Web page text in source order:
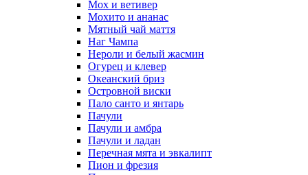
Мох и ветивер
Мохито и ананас
Мятный чай маття
Наг Чампа
Нероли и белый жасмин
Огурец и клевер
Океанский бриз
Островной виски
Пало санто и янтарь
Пачули
Пачули и амбра
Пачули и ладан
Перечная мята и эвкалипт
Пион и фрезия